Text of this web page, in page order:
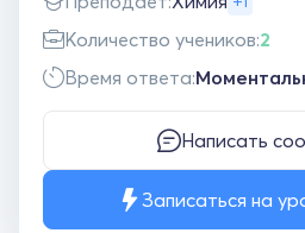
Количество учеников:2
Время ответа:
Написать
Записаться на